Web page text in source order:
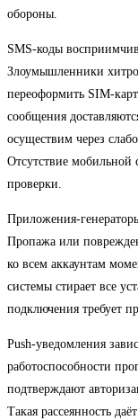
обороны.
SMS-коды
Злоумышленники
переоформить SIM-
сообщения
осуществим через
Отсутствие мобильной
проверки.
Приложения-
Пропажа или
ко всем аккаунтам
системы стирает все
подключения требует
Push-уведомления
работоспособности
подтверждают
Такая рассеянность